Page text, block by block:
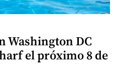
Washington DC
el próximo 8 de